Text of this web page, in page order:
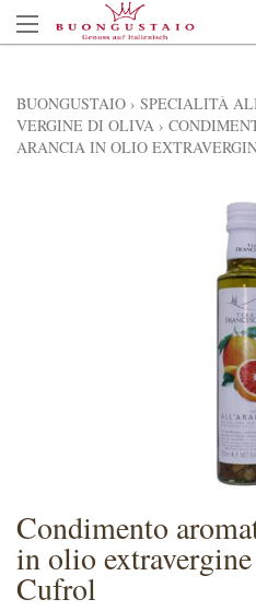
BUONGUSTAIO › SPECIALITÀ
VERGINE DI OLIVA ›
ARANCIA IN OLIO
Condimento
in olio
Cufrol